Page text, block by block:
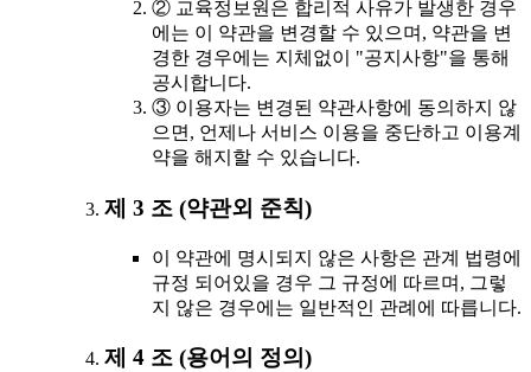
② 교육정보원은 합리적 사유가 발생한 경우
에는 이 약관을 변경할 수 있으며, 약관을 변
경한 경우에는 지체없이 "공지사항"을 통해
공시합니다.
③ 이용자는 변경된 약관사항에 동의하지 않
으면, 언제나 서비스 이용을 중단하고 이용계
약을 해지할 수 있습니다.
제 3 조 (약관외 준칙)
이 약관에 명시되지 않은 사항은 관계 법령에
규정 되어있을 경우 그 규정에 따르며, 그렇
지 않은 경우에는 일반적인 관례에 따릅니다.
제 4 조 (용어의 정의)